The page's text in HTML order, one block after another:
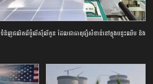
ទំនិញផលិតពីប៉ូលីស៊ីលីកូន ដែលជាធាតុផ្សំសំខាន់នៅក្នុងបន្ទះឈីប និង